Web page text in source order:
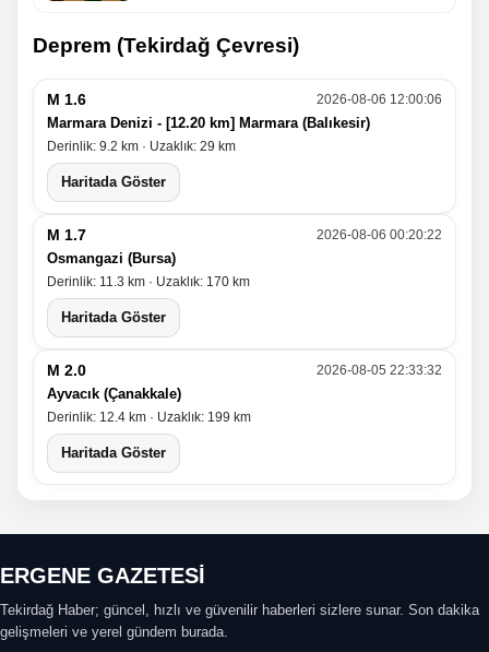
Deprem (Tekirdağ Çevresi)
M 1.6 2026-08-06 12:00:06
Marmara Denizi - [12.20 km] Marmara (Balıkesir)
Derinlik: 9.2 km · Uzaklık: 29 km
Haritada Göster
M 1.7 2026-08-06 00:20:22
Osmangazi (Bursa)
Derinlik: 11.3 km · Uzaklık: 170 km
Haritada Göster
M 2.0 2026-08-05 22:33:32
Ayvacık (Çanakkale)
Derinlik: 12.4 km · Uzaklık: 199 km
Haritada Göster
ERGENE GAZETESİ
Tekirdağ Haber; güncel, hızlı ve güvenilir haberleri sizlere sunar. Son dakika
gelişmeleri ve yerel gündem burada.